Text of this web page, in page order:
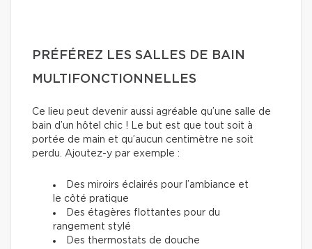
PRÉFÉREZ LES SALLES DE BAIN
MULTIFONCTIONNELLES
Ce lieu peut devenir aussi agréable qu’une salle de
bain d’un hôtel chic ! Le but est que tout soit à
portée de main et qu’aucun centimètre ne soit
perdu. Ajoutez-y par exemple :
Des miroirs éclairés pour l’ambiance et
le côté pratique
Des étagères flottantes pour du
rangement stylé
Des thermostats de douche